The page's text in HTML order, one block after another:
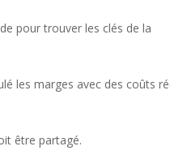
pour trouver les clés de la
les marges avec des coûts
être partagé.